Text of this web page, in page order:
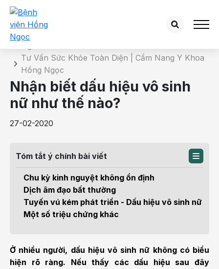
Chi tiết bài tư vấn
Tư Vấn Sức Khỏe Toàn Diện | Cẩm Nang Y Khoa
Hồng Ngọc
Nhận biết dấu hiệu vô sinh
nữ như thế nào?
27-02-2020
Tóm tắt ý chính bài viết
Chu kỳ kinh nguyệt không ổn định
Dịch âm đạo bất thường
Tuyến vú kém phát triển - Dấu hiệu vô sinh nữ
Một số triệu chứng khác
Ở nhiều người, dấu hiệu vô sinh nữ không có biểu
hiện rõ ràng. Nếu thấy các dấu hiệu sau đây